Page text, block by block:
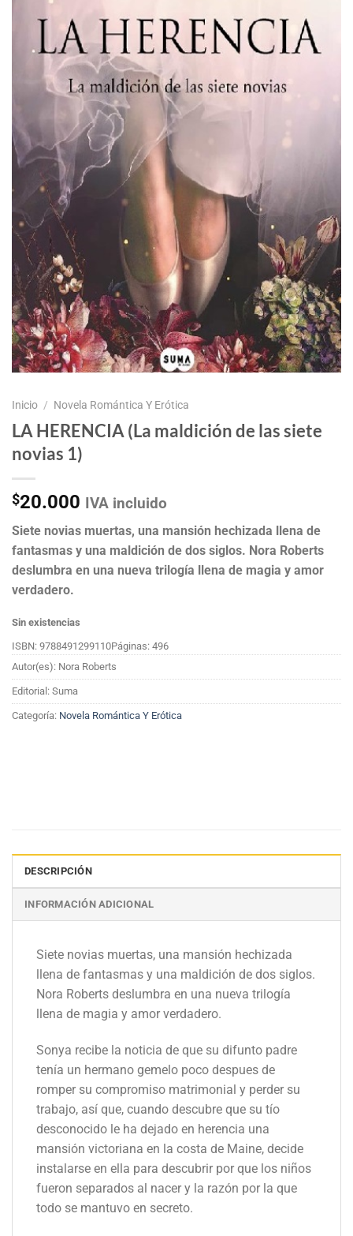
Inicio / Novela Romántica Y Erótica
LA HERENCIA (La maldición de las siete
novias 1)
$20.000 IVA incluido
Siete novias muertas, una mansión hechizada llena de
fantasmas y una maldición de dos siglos. Nora Roberts
deslumbra en una nueva trilogía llena de magia y amor
verdadero.
Sin existencias
ISBN: 9788491299110Páginas: 496
Autor(es): Nora Roberts
Editorial: Suma
Categoría: Novela Romántica Y Erótica
DESCRIPCIÓN
INFORMACIÓN ADICIONAL
Siete novias muertas, una mansión hechizada
llena de fantasmas y una maldición de dos siglos.
Nora Roberts deslumbra en una nueva trilogía
llena de magia y amor verdadero.
Sonya recibe la noticia de que su difunto padre
tenía un hermano gemelo poco despues de
romper su compromiso matrimonial y perder su
trabajo, así que, cuando descubre que su tío
desconocido le ha dejado en herencia una
mansión victoriana en la costa de Maine, decide
instalarse en ella para descubrir por que los niños
fueron separados al nacer y la razón por la que
todo se mantuvo en secreto.